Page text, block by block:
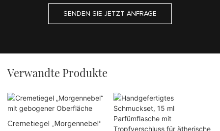
SENDEN SIE JETZT ANFRAGE
Verwandte Produkte
Cremetiegel „Morgennebel“